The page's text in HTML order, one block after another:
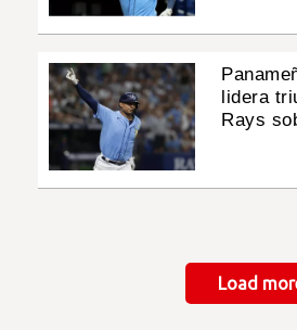
lidera
Rays
Load